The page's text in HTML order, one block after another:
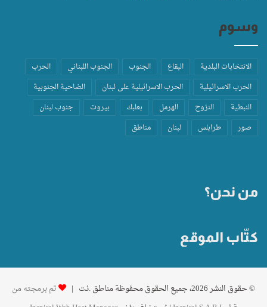
وسوم
الانتخابات البلدية البقاع الجنوب الجنوب اللبناني
الحرب
الحرب الاسرائيلية
الحرب الاسرائيلية على لبنان
الضاحية الجنوبية
النبطية
النزوح الهرمل بعلبك بيروت
جنوب لبنان
صور
طرابلس لبنان مناطق
من نحن؟
كتّاب الموقع
© حقوق النشر 2026، جميع الحقوق محفوظة مناطق .نت |
تم برمجته من